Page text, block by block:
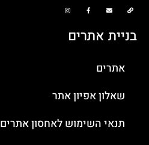
בניית אתרים
אתרים
שאלון אפיון אתר
תנאי השימוש לאחסון אתרים